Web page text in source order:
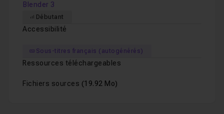
Blender 3
Débutant
Accessibilité
Sous-titres français (autogénérés)
Ressources téléchargeables
Fichiers sources (19.92 Mo)